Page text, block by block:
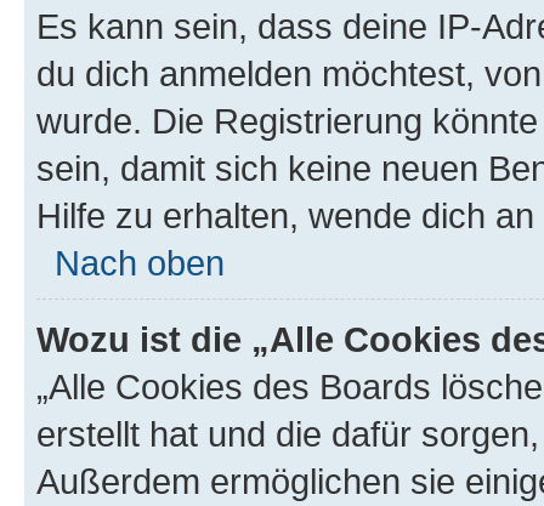
Es kann sein, dass deine IP-
du dich anmelden möchtest,
wurde. Die Registrierung
sein, damit sich keine neuen
Hilfe zu erhalten, wende dich
Nach oben
Wozu ist die „Alle Cookies
„Alle Cookies des Boards
erstellt hat und die dafür
Außerdem ermöglichen sie